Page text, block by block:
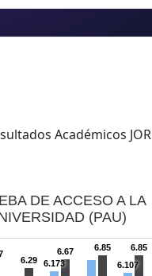
Académicos
DE ACCESO A LA
(PAU)
6.173 6.107
6.29
6.67 6.85 6.85